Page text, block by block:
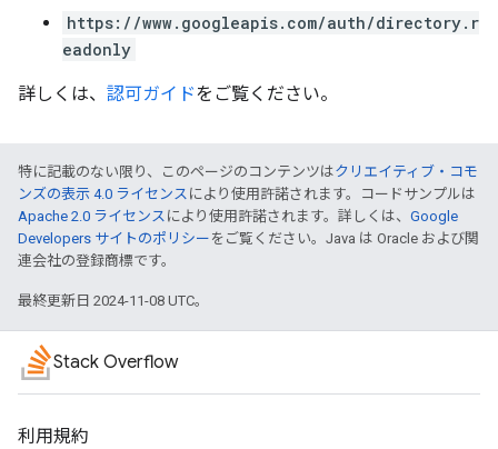
https://www.googleapis.com/auth/directory.r
eadonly
詳しくは、 認可ガイドをご覧ください。
特に記載のない限り、このページのコンテンツはクリエイティブ・コモ
ンズの表示 4.0 ライセンス により使用許諾されます。コードサンプルは
Apache 2.0 ライセンス により使用許諾されます。詳しくは、 Google
Developers サイトのポリシー をご覧ください。Java は Oracle および関
連会社の登録商標です。
最終更新日 2024-11-08 UTC。
Stack Overflow
利用規約